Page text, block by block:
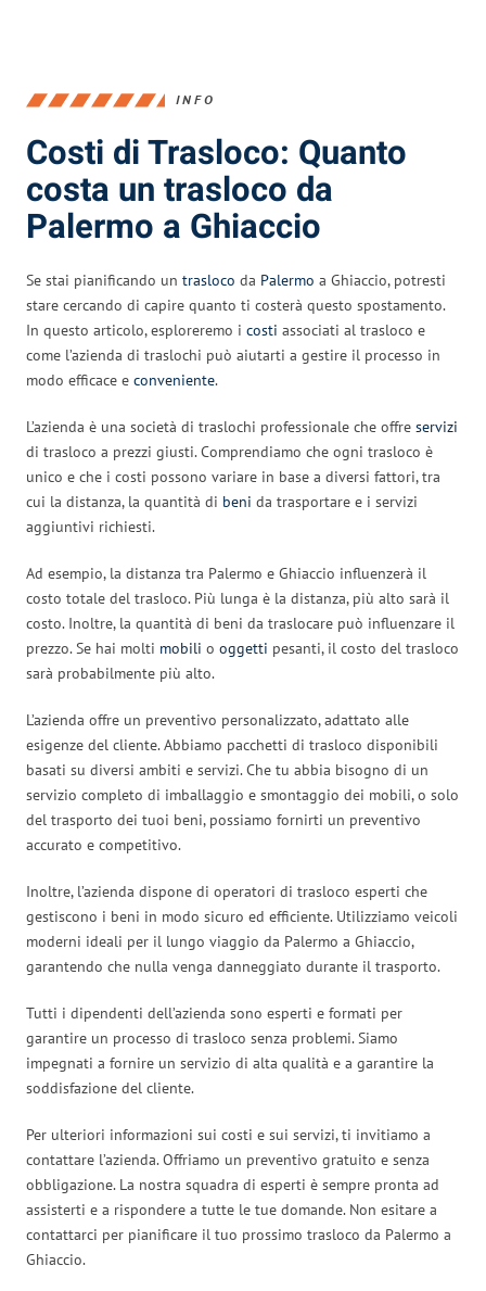
INFO
Costi di Trasloco: Quanto
costa un trasloco da
Palermo a Ghiaccio
Se stai pianificando un trasloco da Palermo a Ghiaccio, potresti
stare cercando di capire quanto ti costerà questo spostamento.
In questo articolo, esploreremo i costi associati al trasloco e
come l’azienda di traslochi può aiutarti a gestire il processo in
modo efficace e conveniente.
L’azienda è una società di traslochi professionale che offre servizi
di trasloco a prezzi giusti. Comprendiamo che ogni trasloco è
unico e che i costi possono variare in base a diversi fattori, tra
cui la distanza, la quantità di beni da trasportare e i servizi
aggiuntivi richiesti.
Ad esempio, la distanza tra Palermo e Ghiaccio influenzerà il
costo totale del trasloco. Più lunga è la distanza, più alto sarà il
costo. Inoltre, la quantità di beni da traslocare può influenzare il
prezzo. Se hai molti mobili o oggetti pesanti, il costo del trasloco
sarà probabilmente più alto.
L’azienda offre un preventivo personalizzato, adattato alle
esigenze del cliente. Abbiamo pacchetti di trasloco disponibili
basati su diversi ambiti e servizi. Che tu abbia bisogno di un
servizio completo di imballaggio e smontaggio dei mobili, o solo
del trasporto dei tuoi beni, possiamo fornirti un preventivo
accurato e competitivo.
Inoltre, l’azienda dispone di operatori di trasloco esperti che
gestiscono i beni in modo sicuro ed efficiente. Utilizziamo veicoli
moderni ideali per il lungo viaggio da Palermo a Ghiaccio,
garantendo che nulla venga danneggiato durante il trasporto.
Tutti i dipendenti dell’azienda sono esperti e formati per
garantire un processo di trasloco senza problemi. Siamo
impegnati a fornire un servizio di alta qualità e a garantire la
soddisfazione del cliente.
Per ulteriori informazioni sui costi e sui servizi, ti invitiamo a
contattare l’azienda. Offriamo un preventivo gratuito e senza
obbligazione. La nostra squadra di esperti è sempre pronta ad
assisterti e a rispondere a tutte le tue domande. Non esitare a
contattarci per pianificare il tuo prossimo trasloco da Palermo a
Ghiaccio.